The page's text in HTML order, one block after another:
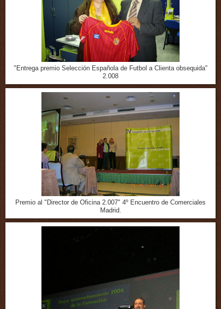
"Entrega premio Selección Española de Futbol a Clienta obsequida"
2.008
Premio al "Director de Oficina 2.007" 4º Encuentro de Comerciales
Madrid.